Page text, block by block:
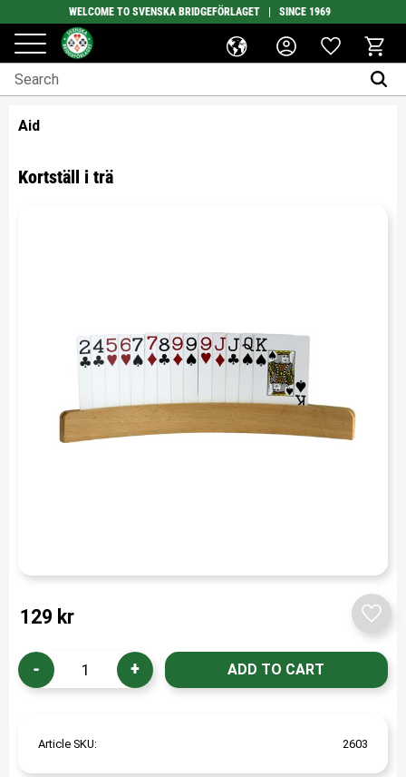
Menu
WELCOME TO SVENSKA BRIDGEFÖRLAGET | SINCE 1969
Favorites
Basket
Aid
Kortställ i trä
129 kr
+
-
Add
Article SKU 2603